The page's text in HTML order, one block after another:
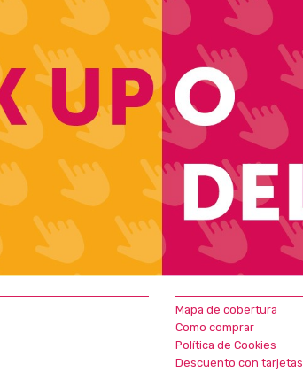
Mapa de cobertura
Como comprar
Política de Cookies
Descuento con tarjetas